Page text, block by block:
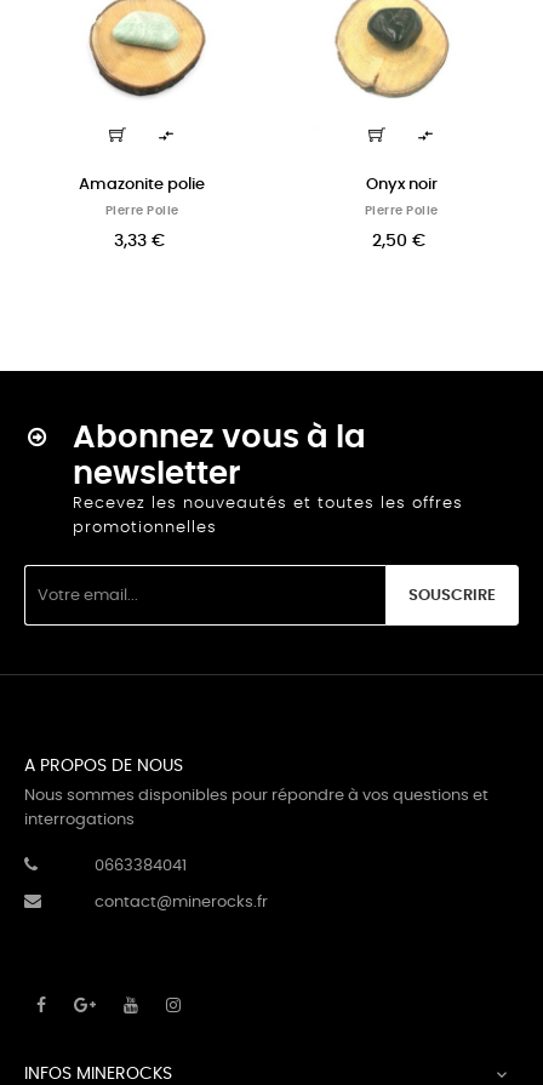

Amazonite polie
PIerre Polie
3,33 €

Onyx noir
PIerre Polie
2,50 €
Abonnez vous à la
newsletter
Recevez les nouveautés et toutes les offres
promotionnelles
SOUSCRIRE
A PROPOS DE NOUS
Nous sommes disponibles pour répondre à vos questions et
interrogations
0663384041
contact@minerocks.fr
INFOS MINEROCKS 